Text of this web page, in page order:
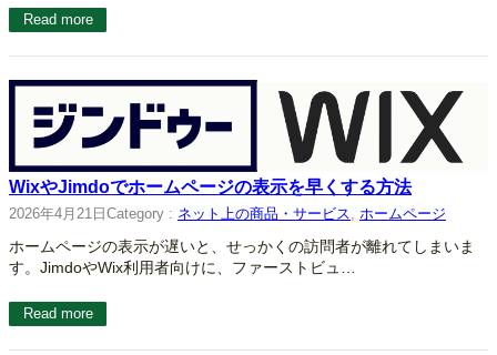
Read more
WixやJimdoでホームページの表示を早くする方法
2026年4月21日 Category : ネット上の商品・サービス, ホームページ
ホームページの表示が遅いと、せっかくの訪問者が離れてしまいま
す。JimdoやWix利用者向けに、ファーストビュ…
Read more